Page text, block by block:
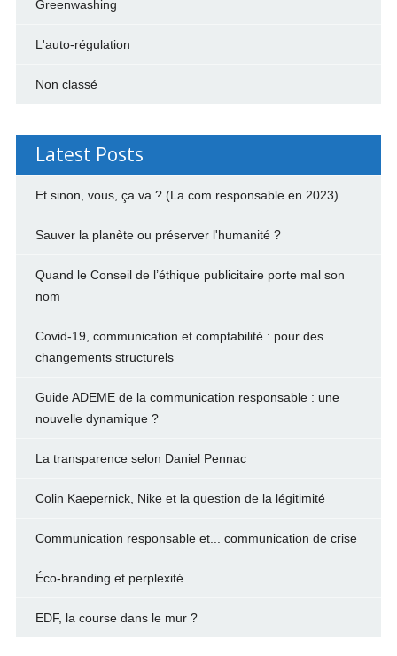
Greenwashing
L'auto-régulation
Non classé
Latest Posts
Et sinon, vous, ça va ? (La com responsable en 2023)
Sauver la planète ou préserver l'humanité ?
Quand le Conseil de l’éthique publicitaire porte mal son
nom
Covid-19, communication et comptabilité : pour des
changements structurels
Guide ADEME de la communication responsable : une
nouvelle dynamique ?
La transparence selon Daniel Pennac
Colin Kaepernick, Nike et la question de la légitimité
Communication responsable et... communication de crise
Éco-branding et perplexité
EDF, la course dans le mur ?